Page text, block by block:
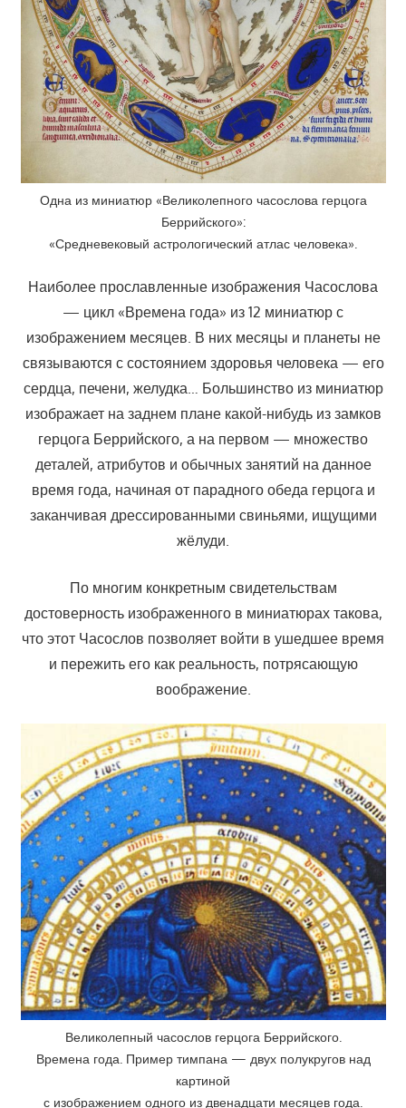
Одна из миниатюр «Великолепного часослова герцога
Беррийского»:
«Средневековый астрологический атлас человека».
Наиболее прославленные изображения Часослова
— цикл «Времена года» из 12 миниатюр с
изображением месяцев. В них месяцы и планеты не
связываются с состоянием здоровья человека — его
сердца, печени, желудка… Большинство из миниатюр
изображает на заднем плане какой-нибудь из замков
герцога Беррийского, а на первом — множество
деталей, атрибутов и обычных занятий на данное
время года, начиная от парадного обеда герцога и
заканчивая дрессированными свиньями, ищущими
жёлуди.
По многим конкретным свидетельствам
достоверность изображенного в миниатюрах такова,
что этот Часослов позволяет войти в ушедшее время
и пережить его как реальность, потрясающую
воображение.
Великолепный часослов герцога Беррийского.
Времена года. Пример тимпана — двух полукругов над
картиной
с изображением одного из двенадцати месяцев года.